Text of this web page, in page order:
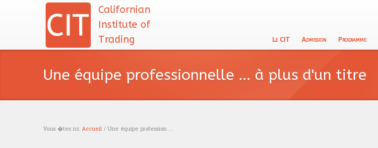
Californian
Institute of
Trading
Le CIT Admission Programme
Une équipe professionnelle ... à plus d'un titre
Vous �tes ici: Accueil / Une équipe profession ...